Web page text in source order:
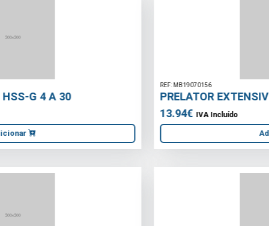
PRELATOR EXTENSIVEL P/ TORNEIRA